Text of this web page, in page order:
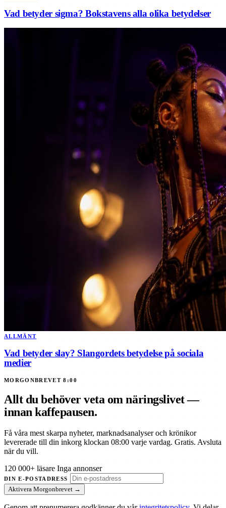
Vad betyder sigma? Bokstavens alla olika betydelser
ALLMÄNT
Vad betyder slay? Slangordets betydelse på sociala
medier
MORGONBREVET 8:00
Allt du behöver veta om näringslivet —
innan kaffepausen.
Få våra mest skarpa nyheter, marknadsanalyser och krönikor
levererade till din inkorg klockan 08:00 varje vardag. Gratis. Avsluta
när du vill.
120 000+ läsare Inga annonser
DIN E-POSTADRESS
Aktivera Morgonbrevet →